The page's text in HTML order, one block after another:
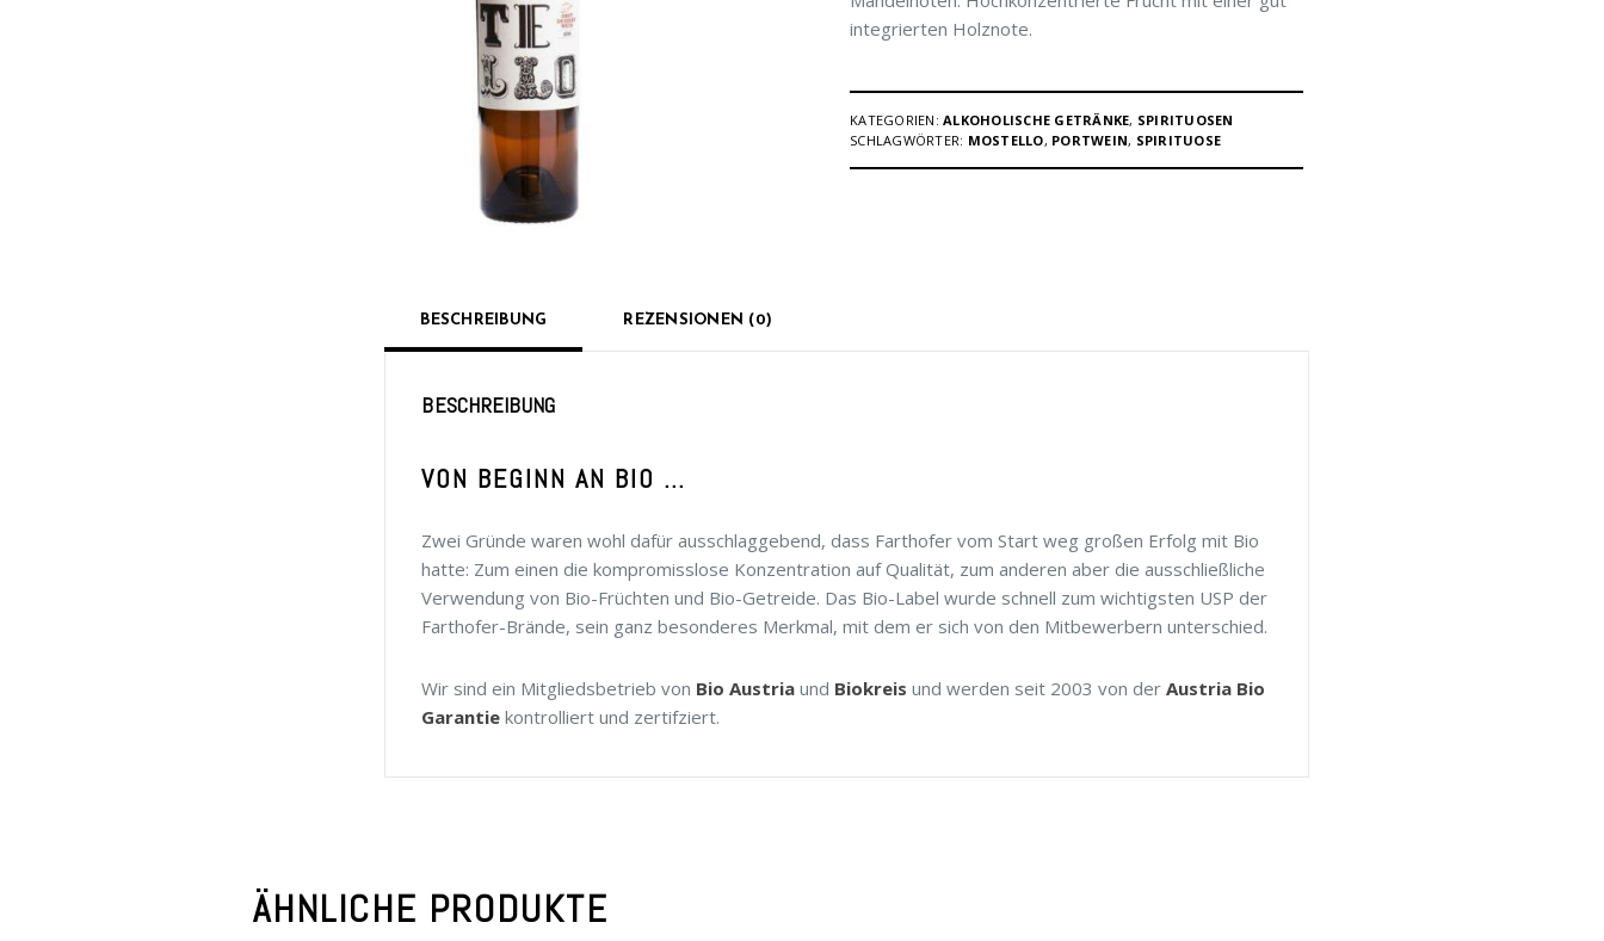
integrierten Holznote.
KATEGORIEN: ALKOHOLISCHE GETRÄNKE, SPIRITUOSEN
SCHLAGWÖRTER: MOSTELLO, PORTWEIN, SPIRITUOSE
BESCHREIBUNG REZENSIONEN (0)
BESCHREIBUNG
VON BEGINN AN BIO …
Zwei Gründe waren wohl dafür ausschlaggebend, dass Farthofer vom Start weg großen Erfolg mit Bio
hatte: Zum einen die kompromisslose Konzentration auf Qualität, zum anderen aber die ausschließliche
Verwendung von Bio-Früchten und Bio-Getreide. Das Bio-Label wurde schnell zum wichtigsten USP der
Farthofer-Brände, sein ganz besonderes Merkmal, mit dem er sich von den Mitbewerbern unterschied.
Wir sind ein Mitgliedsbetrieb von Bio Austria und Biokreis und werden seit 2003 von derAustria Bio
Garantie kontrolliert und zertifziert.
ÄHNLICHE PRODUKTE